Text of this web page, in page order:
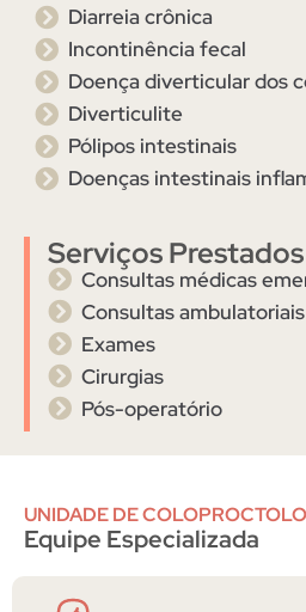
Diarreia crônica
Incontinência fecal
Doença diverticular dos
Diverticulite
Pólipos intestinais
Doenças intestinais
Serviços Prestados
Consultas médicas
Consultas ambulatoriais
Exames
Cirurgias
Pós-operatório
UNIDADE DE
Equipe Especializada